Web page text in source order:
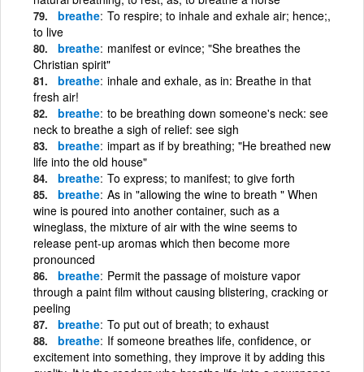
breathe To respire; to inhale and exhale air; hence;,
to live
breathe manifest or evince; "She breathes the
Christian spirit"
breathe inhale and exhale, as in: Breathe in that
fresh air!
breathe to be breathing down someone's neck: see
neck to breathe a sigh of relief: see sigh
breathe impart as if by breathing; "He breathed new
life into the old house"
breathe To express; to manifest; to give forth
breathe As in "allowing the wine to breath " When
wine is poured into another container, such as a
wineglass, the mixture of air with the wine seems to
release pent-up aromas which then become more
pronounced
breathe Permit the passage of moisture vapor
through a paint film without causing blistering, cracking or
peeling
breathe To put out of breath; to exhaust
breathe If someone breathes life, confidence, or
excitement into something, they improve it by adding this